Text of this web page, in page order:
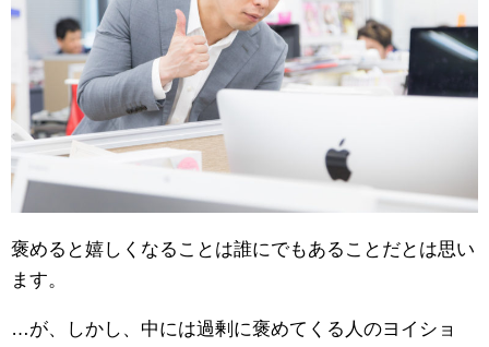
褒めると嬉しくなることは誰にでもあることだとは思い
ます。
…が、しかし、中には過剰に褒めてくる人のヨイショ